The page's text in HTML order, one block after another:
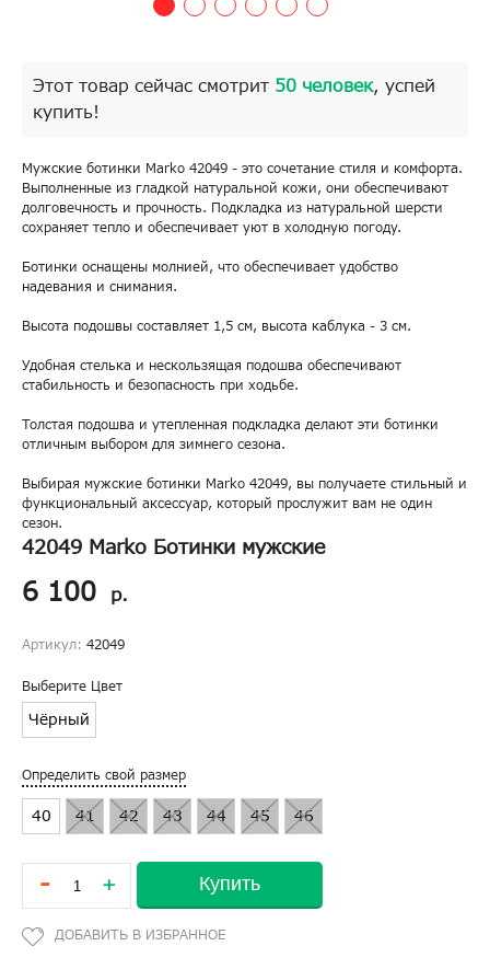
Этот товар сейчас смотрит 50 человек, успей
купить!
Мужские ботинки Marko 42049 - это сочетание стиля и комфорта.
Выполненные из гладкой натуральной кожи, они обеспечивают
долговечность и прочность. Подкладка из натуральной шерсти
сохраняет тепло и обеспечивает уют в холодную погоду.
Ботинки оснащены молнией, что обеспечивает удобство
надевания и снимания.
Высота подошвы составляет 1,5 см, высота каблука - 3 см.
Удобная стелька и нескользящая подошва обеспечивают
стабильность и безопасность при ходьбе.
Толстая подошва и утепленная подкладка делают эти ботинки
отличным выбором для зимнего сезона.
Выбирая мужские ботинки Marko 42049, вы получаете стильный и
функциональный аксессуар, который прослужит вам не один
сезон.
42049 Marko Ботинки мужские
6 100 р.
Артикул: 42049
Выберите Цвет
Чёрный
Определить свой размер
40 41 42 43 44 45 46
- + Купить